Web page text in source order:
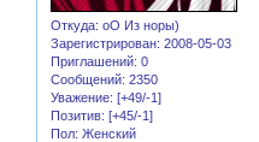
Откуда: оО Из норы)
Зарегистрирован: 2008-05-03
Приглашений: 0
Сообщений: 2350
Уважение: [+49/-1]
Позитив: [+45/-1]
Пол: Женский